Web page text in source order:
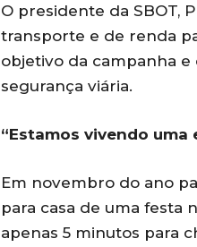
O presidente da SBOT,
transporte e de renda
objetivo da campanha
segurança viária.
“Estamos vivendo
Em novembro do ano
para casa de uma festa
apenas 5 minutos para